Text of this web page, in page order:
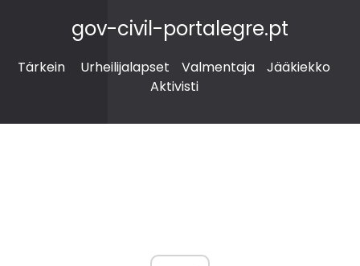
gov-civil-portalegre.pt
Tärkein Urheilijalapset Valmentaja
Jääkiekko
Aktivisti